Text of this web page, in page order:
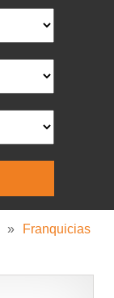
»
Franquicias